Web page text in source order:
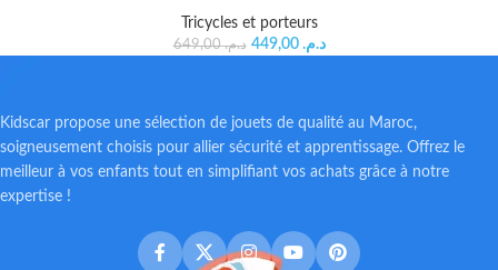
Tricycles et porteurs
د.م.649,00 د.م. 449,00
Kidscar propose une sélection de jouets de qualité au Maroc,
soigneusement choisis pour allier sécurité et apprentissage. Offrez le
meilleur à vos enfants tout en simplifiant vos achats grâce à notre
expertise !